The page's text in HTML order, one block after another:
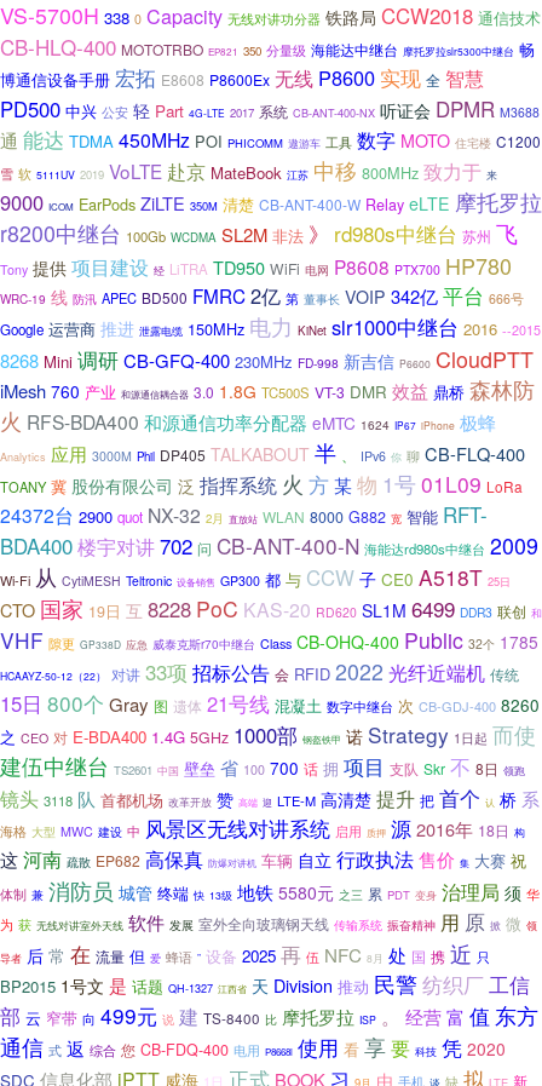
VS-5700H 338 0 Capacity 无线对讲功分器 铁路局 CCW2018 通信技术
CB-HLQ-400 MOTOTRBO EP821 350 分量级 海能达中继台 摩托罗拉slr5300中继台 畅
博通信设备手册 宏拓 E8608 P8600Ex 无线 P8600 实现 全 智慧
PD500 中兴 公安 轻 Part 4G-LTE 2017 系统 CB-ANT-400-NX 听证会 DPMR M3688
通 能达 TDMA 450MHz POI PHICOMM 遨游车 工具 数字 MOTO 住宅楼 C1200
雪 软 5111UV 2019 VoLTE 赴京 MateBook 江苏 中移 800MHz 致力于 来
9000 ICOM EarPods ZiLTE 350M 清楚 CB-ANT-400-W Relay eLTE 摩托罗拉
r8200中继台 100Gb WCDMA SL2M 非法 》 rd980s中继台 苏州 飞
Tony 提供项目建设 经 LiTRA TD950 WiFi 电网 P8608 PTX700 HP780
WRC-19 线 防汛 APEC BD500 FMRC2亿 第 董事长 VOIP 342亿平台 666号
Google 运营商 推进 泄露电缆 150MHz 电力 KiNet slr1000中继台 2016 --2015
8268 Mini 调研CB-GFQ-400 230MHz FD-998 新吉信 P6600 CloudPTT
iMesh 760 产业 和源通信耦合器 3.0 1.8G TC500S VT-3 DMR 效益 鼎桥 森林防
火 RFS-BDA400 和源通信功率分配器 eMTC 1624 IP67 iPhone 极蜂
Analytics 应用 3000M Phil DP405 TALKABOUT 半 IPv6 你 聊 CB-FLQ-400
TOANY 冀 股份有限公司 泛 指挥系统 火 方某物 1号 01L09 LoRa
24372台 2900 quot NX-32 2月 直放站 WLAN 8000 G882 宽 智能 RFT-
BDA400楼宇对讲702 问 CB-ANT-400-N 海能达rd980s中继台 2009
Wi-Fi 从 CytiMESH Teltronic 设备销售 GP300 都 与 CCW 子 CE0 A518T 25日
CTO 国家 19日 互 8228 PoC KAS-20 RD620 SL1M 6499 DDR3 联创 和
VHF 隙更 GP338D 应急 威泰克斯r70中继台 Class CB-OHQ-400 Public 32个 1785
HCAAYZ-50-12（22） 对讲 33项 招标公告 会 RFID 2022 光纤近端机 传统
15日 800个 Gray 图 遗体 21号线 混凝土 数字中继台 次 CB-GDJ-400 8260
之 CEO 对 E-BDA400 1.4G 5GHz 1000部 钢盔铁甲 诺 Strategy 1日起 而使
建伍中继台 TS2601 中国 壁垒 省 100 700 话 拥 项目 支队 Skr 不 8日 领跑
镜头 3118 队 首都机场 改革开放 赞 高端 迎 LTE-M 高清楚 提升 把 首个 认 桥 系
海格 大型 MWC 建设 中 风景区无线对讲系统 启用 质押 源2016年 18日 构
这河南 疏散 EP682 高保真 防爆对讲机 车辆 自立 行政执法售价 集 大赛 祝
体制 兼 消防员 城管 终端 快 13级 地铁 5580元 之三 累 PDT 变身 治理局 须 华
为 获 无线对讲室外天线 软件 发展 室外全向玻璃钢天线 传输系统 振奋精神 用 原 掀 微 领
导者 后 常 在 流量 但 爱 蜂语 ” 设备 2025 再 伍 NFC 8月 处 国 携 近 只
BP2015 1号文 是 话题 QH-1327 江西省 天 Division 推动 民警纺织厂工信
部 云 窄带 向 499元 说 建 TS-8400 比 摩托罗拉 ISP 。 经营富 值 东方
通信 式 返 综合 您 CB-FDQ-400 电用 P8668i 使用 看 享要 科技 凭 2020
SDC 信息化部 iPTT 威海 1日 正式 BOOK 习 9月 由 手机 谈 缺 拟 LTE 新